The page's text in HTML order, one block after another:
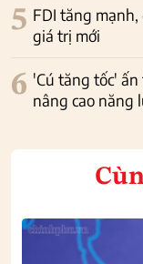
5 FDI tăng
giá trị mới
6 'Cú tăng tốc'
nâng cao năng